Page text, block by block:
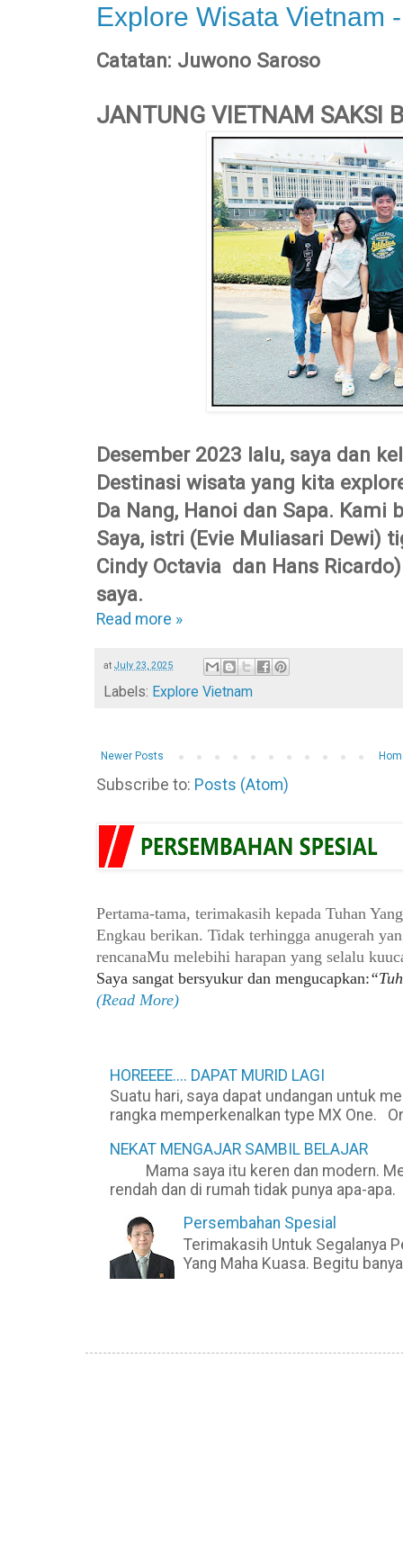
Explore Wisata Vietnam
Catatan: Juwono Saroso
JANTUNG VIETNAM SAKSI
Desember 2023 lalu, saya dan
Destinasi wisata yang kita
Da Nang, Hanoi dan Sapa.
Saya, istri (Evie Muliasari Dewi)
Cindy Octavia dan Hans
saya.
Read more »
at July 23, 2025
Labels: Explore Vietnam
Newer Posts
Subscribe to: Posts (Atom)
Pertama-tama, terimakasih kepada Tuhan
Engkau berikan. Tidak terhingga anugerah
rencanaMu melebihi harapan yang selalu
Saya sangat bersyukur dan mengucapkan:
(Read More)
HOREEEE.... DAPAT MURID LAGI
Suatu hari, saya dapat undangan untuk
rangka memperkenalkan type MX One.
NEKAT MENGAJAR SAMBIL BELAJAR
Mama saya itu keren dan modern.
rendah dan di rumah tidak punya apa-
Persembahan Spesial
Terimakasih Untuk Segalanya
Yang Maha Kuasa. Begitu